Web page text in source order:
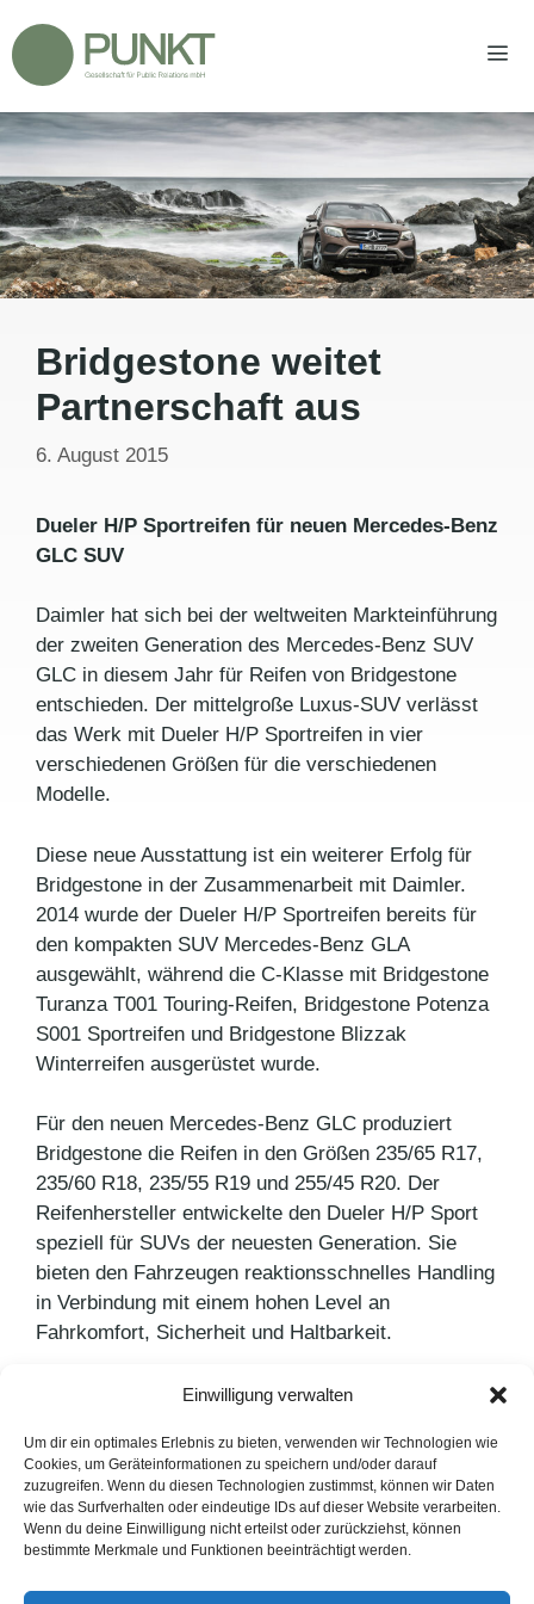
Einwilligung verwalten
Um dir ein optimales Erlebnis zu bieten, verwenden wir Technologien wie
Cookies, um Geräteinformationen zu speichern und/oder darauf
zuzugreifen. Wenn du diesen Technologien zustimmst, können wir Daten
wie das Surfverhalten oder eindeutige IDs auf dieser Website verarbeiten.
Wenn du deine Einwilligung nicht erteilst oder zurückziehst, können
bestimmte Merkmale und Funktionen beeinträchtigt werden.
Inhalt
springen
Bridgestone weitet
Partnerschaft aus
6. August 2015
Dueler H/P Sportreifen für neuen Mercedes-Benz
GLC SUV
Daimler hat sich bei der weltweiten Markteinführung
der zweiten Generation des Mercedes-Benz SUV
GLC in diesem Jahr für Reifen von Bridgestone
entschieden. Der mittelgroße Luxus-SUV verlässt
das Werk mit Dueler H/P Sportreifen in vier
verschiedenen Größen für die verschiedenen
Modelle.
Diese neue Ausstattung ist ein weiterer Erfolg für
Bridgestone in der Zusammenarbeit mit Daimler.
2014 wurde der Dueler H/P Sportreifen bereits für
den kompakten SUV Mercedes-Benz GLA
ausgewählt, während die C-Klasse mit Bridgestone
Turanza T001 Touring-Reifen, Bridgestone Potenza
S001 Sportreifen und Bridgestone Blizzak
Winterreifen ausgerüstet wurde.
Für den neuen Mercedes-Benz GLC produziert
Bridgestone die Reifen in den Größen 235/65 R17,
235/60 R18, 235/55 R19 und 255/45 R20. Der
Reifenhersteller entwickelte den Dueler H/P Sport
speziell für SUVs der neuesten Generation. Sie
bieten den Fahrzeugen reaktionsschnelles Handling
in Verbindung mit einem hohen Level an
Fahrkomfort, Sicherheit und Haltbarkeit.
Pressemitteilungen
Schlagwörter
Bridgestone
Fashion meets Food
Erfolgsfaktoren: Innovation und Branding